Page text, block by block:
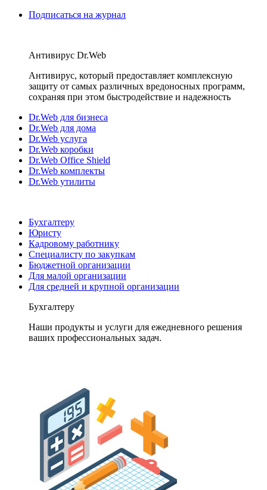
Подписаться на журнал
Антивирус Dr.Web
Антивирус, который предоставляет комплексную
защиту от самых различных вредоносных программ,
сохраняя при этом быстродействие и надежность
Dr.Web для бизнеса
Dr.Web для дома
Dr.Web услуга
Dr.Web коробки
Dr.Web Office Shield
Dr.Web комплекты
Dr.Web утилиты
Бухгалтеру
Юристу
Кадровому работнику
Специалисту по закупкам
Бюджетной организации
Для малой организации
Для средней и крупной организации
Бухгалтеру
Наши продукты и услуги для ежедневного решения
ваших профессиональных задач.